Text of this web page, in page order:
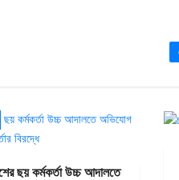
ছয় কর্মকর্তা উচ্চ আদালতে